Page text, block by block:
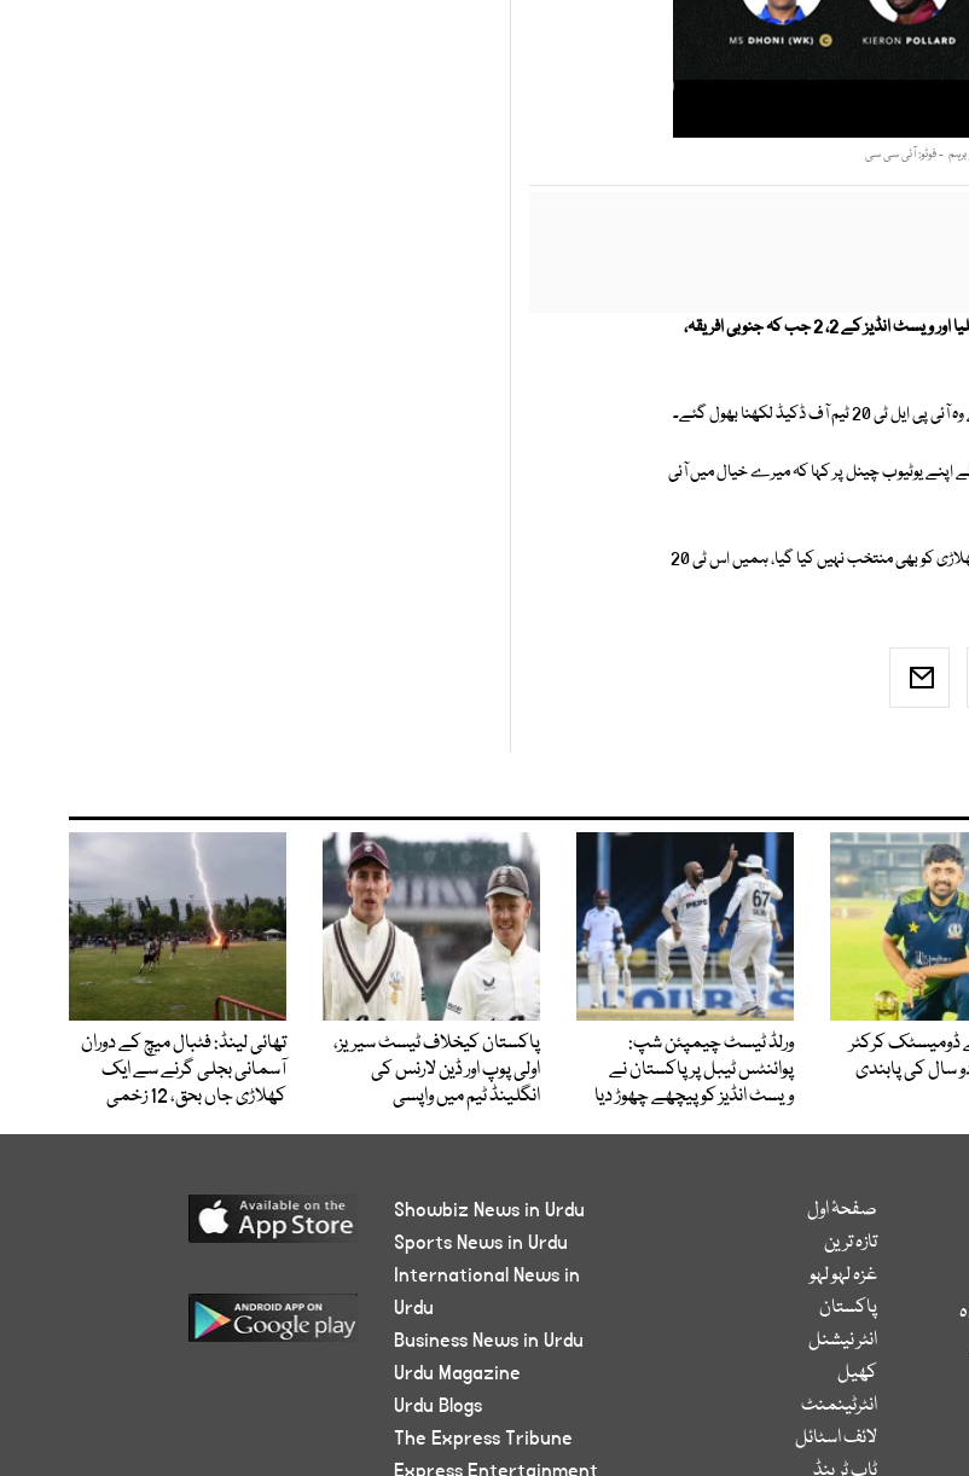
- فوٹو: آئی سی سی
دہائی کی بہترین آئی سی سی ٹی 20 سائیڈ کو آئی پی ایل ٹیم قرار دیا جانے لگا، اس میں 4 بھارتی، آسٹریلیا اور ویسٹ انڈیز کے 2، 2 جب کہ جنوبی افریقہ،
لکھنا بھول گئے۔
اپنے یوٹیوب چینل پر کہا کہ میرے خیال میں آئی
انھوں نے بابر اعظم کو منتخب نہیں کیا جو اس وقت ٹاپ رینکڈ پلیئر ہیں، پاکستان سے کسی ایک کھلاڑی کو بھی منتخب نہیں کیا گیا، ہمیں اس ٹی 20
ڈومیسٹک کرکٹر
سال کی پابندی
ورلڈ ٹیسٹ چیمپئن شپ:
پوائنٹس ٹیبل پر پاکستان نے
ویسٹ انڈیز کو پیچھے چھوڑ دیا
پاکستان کیخلاف ٹیسٹ سیریز،
اولی پوپ اور ڈین لارنس کی
انگلینڈ ٹیم میں واپسی
تھائی لینڈ: فٹبال میچ کے دوران
آسمانی بجلی گرنے سے ایک
کھلاڑی جاں بحق، 12 زخمی
صفحۂ اول
تازہ ترین
غزہ لہو لہو
پاکستان
انٹر نیشنل
کھیل
انٹرٹینمنٹ
لائف اسٹائل
Showbiz News in Urdu
Sports News in Urdu
International News in
Urdu
Business News in Urdu
Urdu Magazine
Urdu Blogs
The Express Tribune